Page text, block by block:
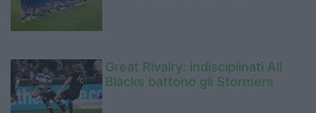
Great Rivalry: indisciplinati All
Blacks battono gli Stormers